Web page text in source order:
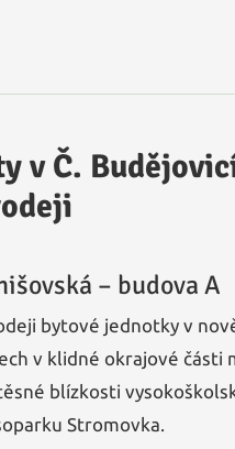
v Č.
– budova A
bytové jednotky v
v klidné okrajové části
blízkosti
Stromovka.